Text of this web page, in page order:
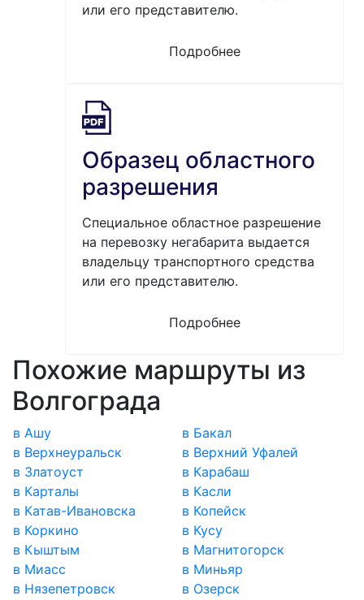
или его представителю.
Подробнее
Образец областного
разрешения
Специальное областное разрешение
на перевозку негабарита выдается
владельцу транспортного средства
или его представителю.
Подробнее
Похожие маршруты из
Волгограда
в Ашу
в Бакал
в Верхнеуральск
в Верхний Уфалей
в Златоуст
в Карабаш
в Карталы
в Касли
в Катав-Ивановска
в Копейск
в Коркино
в Кусу
в Кыштым
в Магнитогорск
в Миасс
в Миньяр
в Нязепетровск
в Озерск